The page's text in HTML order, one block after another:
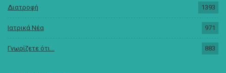
Διατροφή 1393
Ιατρικά Νέα 971
Γνωρίζετε ότι... 883